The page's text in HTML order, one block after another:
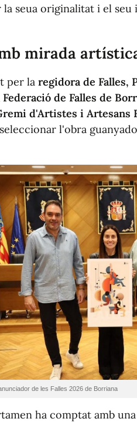
la seua originalitat i el
mirada
per la regidora de Falles,
de Falles de
d'Artistes i Artesans
l'obra
de les Falles 2026 de Borriana
ha comptat amb una